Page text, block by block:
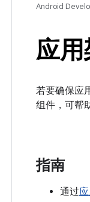
Android
应
若要确保应
组件，可帮
指南
通过